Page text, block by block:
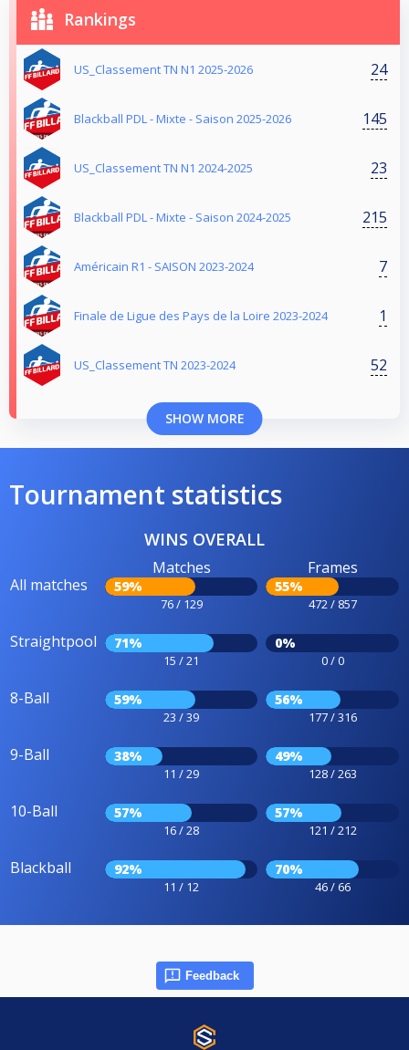
Rankings
US_Classement TN N1 2025-2026 24
Blackball PDL - Mixte - Saison 2025-2026 145
US_Classement TN N1 2024-2025 23
Blackball PDL - Mixte - Saison 2024-2025 215
Américain R1 - SAISON 2023-2024 7
Finale de Ligue des Pays de la Loire 2023-2024 1
US_Classement TN 2023-2024 52
SHOW MORE
Tournament statistics
WINS OVERALL
All matches
Matches
59%
76 / 129
Frames
55%
472 / 857
Straightpool 71%
15 / 21
0%
0 / 0
8-Ball 59%
23 / 39
56%
177 / 316
9-Ball 38%
11 / 29
49%
128 / 263
10-Ball 57%
16 / 28
57%
121 / 212
Blackball 92%
11 / 12
70%
46 / 66
Feedback